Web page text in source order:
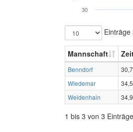
30
Einträge
Mannschaft
Benndorf
Wiedemar
Weidenhain
1 bis 3 von 3